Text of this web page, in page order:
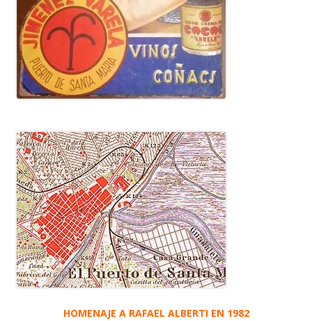
HOMENAJE A RAFAEL ALBERTI EN 1982